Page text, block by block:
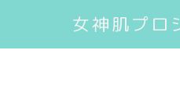
女神肌プロ